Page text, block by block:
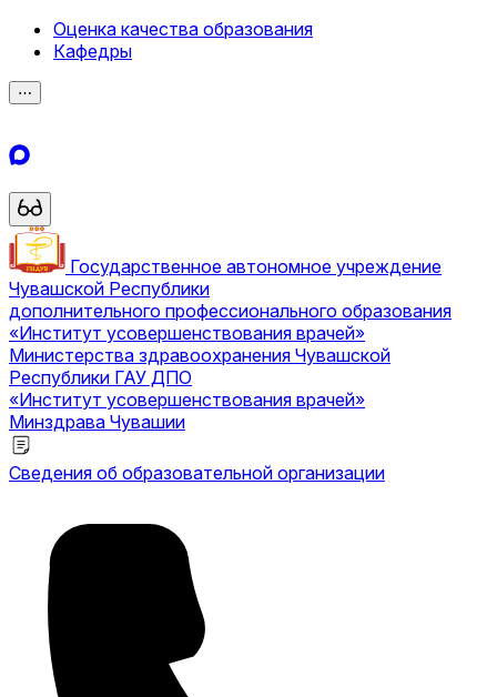
Оценка качества образования
Кафедры
⋯
Государственное автономное учреждение
Чувашской Республики
дополнительного профессионального образования
«Институт усовершенствования врачей»
Министерства здравоохранения Чувашской
Республики ГАУ ДПО
«Институт усовершенствования врачей»
Минздрава Чувашии
Сведения об образовательной организации